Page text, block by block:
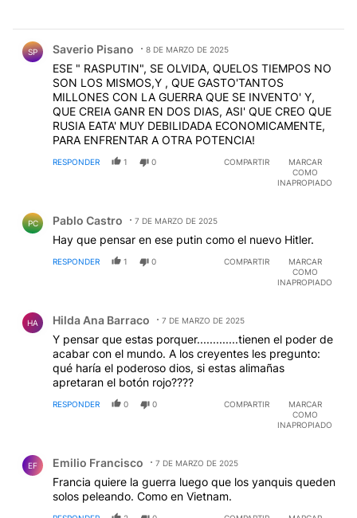
SP Saverio Pisano 8 DE MARZO DE 2025
ESE " RASPUTIN", SE OLVIDA, QUELOS TIEMPOS NO
SON LOS MISMOS,Y , QUE GASTO'TANTOS
MILLONES CON LA GUERRA QUE SE INVENTO' Y,
QUE CREIA GANR EN DOS DIAS, ASI' QUE CREO QUE
RUSIA EATA' MUY DEBILIDADA ECONOMICAMENTE,
PARA ENFRENTAR A OTRA POTENCIA!
RESPONDER 1 0 COMPARTIR
MARCAR
COMO
INAPROPIADO
PC Pablo Castro 7 DE MARZO DE 2025
Hay que pensar en ese putin como el nuevo Hitler.
RESPONDER 1 0 COMPARTIR
MARCAR
COMO
INAPROPIADO
HA Hilda Ana Barraco 7 DE MARZO DE 2025
Y pensar que estas porquer.............tienen el poder de
acabar con el mundo. A los creyentes les pregunto:
qué haría el poderoso dios, si estas alimañas
apretaran el botón rojo????
RESPONDER 0 0 COMPARTIR
MARCAR
COMO
INAPROPIADO
EF Emilio Francisco 7 DE MARZO DE 2025
Francia quiere la guerra luego que los yanquis queden
solos peleando. Como en Vietnam.